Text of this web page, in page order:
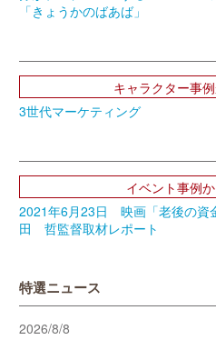
「きょうかのばあば」
キャラクター事
3世代マーケティング
イベント事例
2021年6月23日 映画「老後の資
田 哲監督取材レポート
特選ニュース
2026/8/8